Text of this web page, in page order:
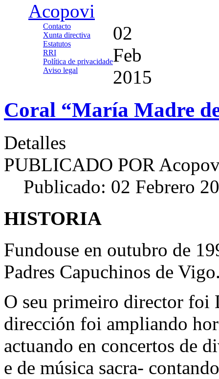
Acopovi
Contacto
Xunta directiva
Estatutos
RRI
Política de privacidade
Aviso legal
02
Feb
2015
Coral “María Madre
Detalles
PUBLICADO POR
Publicado: 02 Febrero
HISTORIA
Fundouse en outubro de
Padres Capuchinos de
O seu primeiro director foi
dirección foi ampliando
actuando en concertos de
e de música sacra-